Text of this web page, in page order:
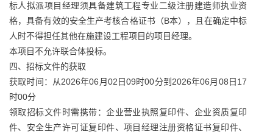
标人拟派项目经理须具备建筑工程专业二级注册建造师执业资
格，具备有效的安全生产考核合格证书（B本），且在确定中标
人时不得担任其他在施建设工程项目的项目经理。
本项目不允许联合体投标。
四、招标文件的获取
获取时间：从2026年06月02日09时00分到2026年06月08日17
时00分
领取招标文件时需携带：企业营业执照复印件、企业资质复印
件、安全生产许可证复印件、项目经理注册资格证书复印件、